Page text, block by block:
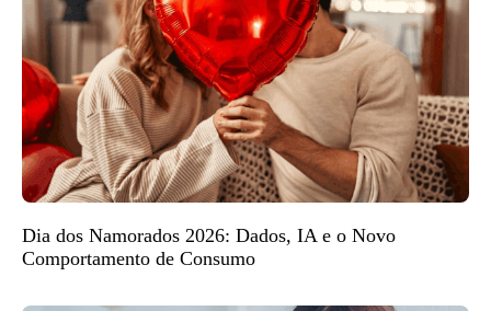
Dia dos Namorados 2026: Dados, IA e o Novo
Comportamento de Consumo